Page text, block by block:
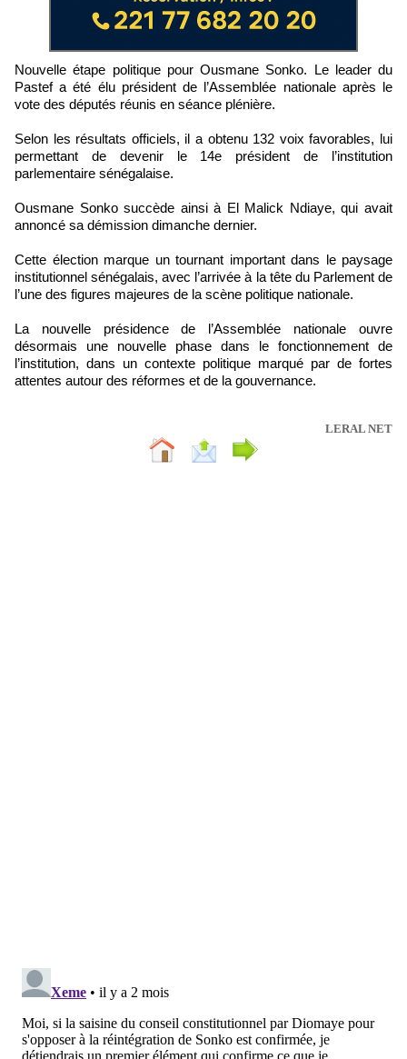
Nouvelle étape politique pour Ousmane Sonko. Le leader du
Pastef a été élu président de l’Assemblée nationale après le
vote des députés réunis en séance plénière.
Selon les résultats officiels, il a obtenu 132 voix favorables, lui
permettant de devenir le 14e président de l’institution
parlementaire sénégalaise.
Ousmane Sonko succède ainsi à El Malick Ndiaye, qui avait
annoncé sa démission dimanche dernier.
Cette élection marque un tournant important dans le paysage
institutionnel sénégalais, avec l’arrivée à la tête du Parlement de
l’une des figures majeures de la scène politique nationale.
La nouvelle présidence de l’Assemblée nationale ouvre
désormais une nouvelle phase dans le fonctionnement de
l’institution, dans un contexte politique marqué par de fortes
attentes autour des réformes et de la gouvernance.
LERAL NET